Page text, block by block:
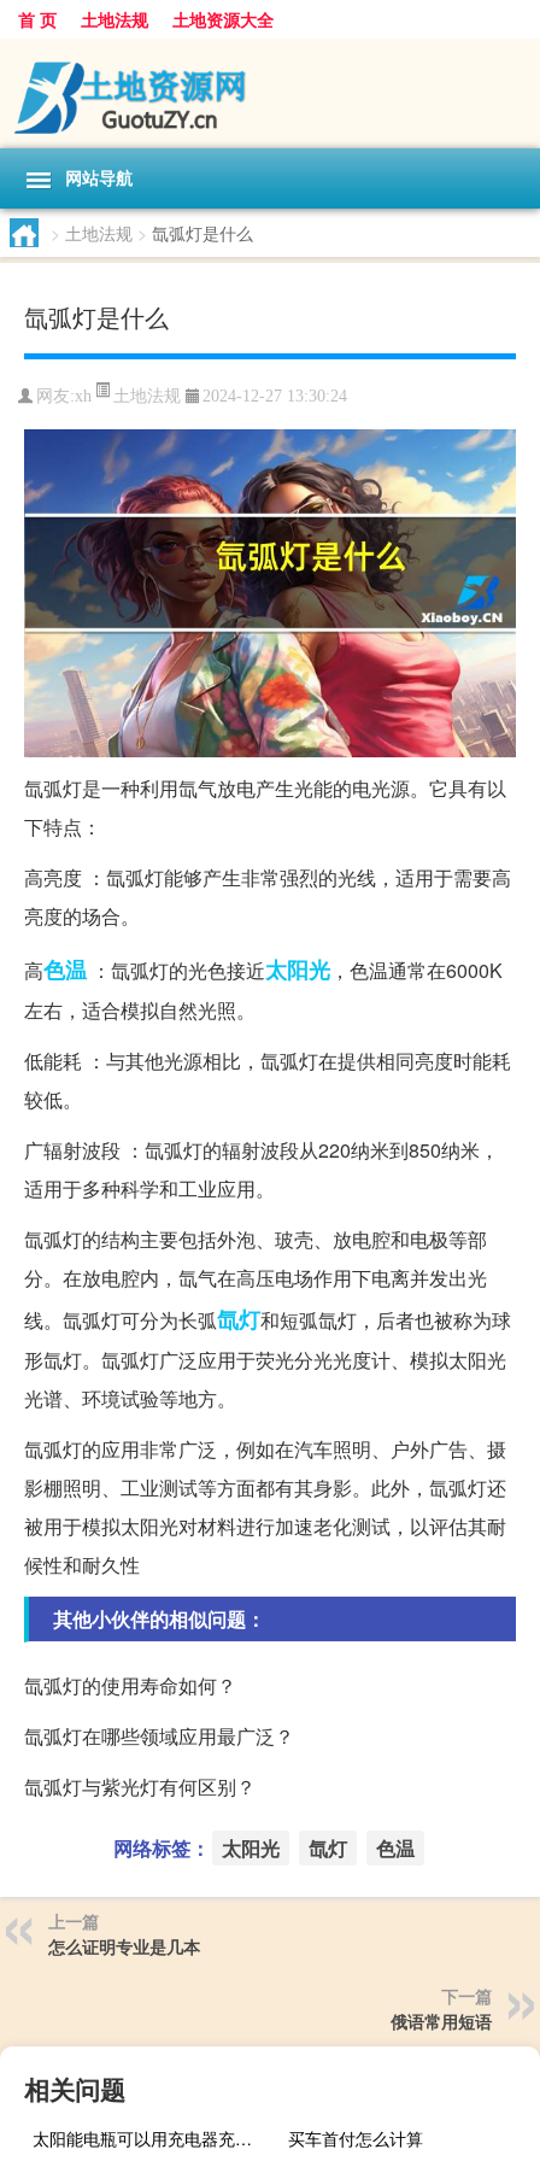
首 页 土地法规 土地资源大全
网站导航
> 土地法规 > 氙弧灯是什么
氙弧灯是什么
网友:xh 土地法规 2024-12-27 13:30:24
氙弧灯是一种利用氙气放电产生光能的电光源。它具有以
下特点：
高亮度 ：氙弧灯能够产生非常强烈的光线，适用于需要高
亮度的场合。
高色温 ：氙弧灯的光色接近太阳光 ，色温通常在6000K
左右，适合模拟自然光照。
低能耗 ：与其他光源相比，氙弧灯在提供相同亮度时能耗
较低。
广辐射波段 ：氙弧灯的辐射波段从220纳米到850纳米，
适用于多种科学和工业应用。
氙弧灯的结构主要包括外泡、玻壳、放电腔和电极等部
分。在放电腔内，氙气在高压电场作用下电离并发出光
线。氙弧灯可分为长弧氙灯和短弧氙灯，后者也被称为球
形氙灯。氙弧灯广泛应用于荧光分光光度计、模拟太阳光
光谱、环境试验等地方。
氙弧灯的应用非常广泛，例如在汽车照明、户外广告、摄
影棚照明、工业测试等方面都有其身影。此外，氙弧灯还
被用于模拟太阳光对材料进行加速老化测试，以评估其耐
候性和耐久性
其他小伙伴的相似问题：
氙弧灯的使用寿命如何？
氙弧灯在哪些领域应用最广泛？
氙弧灯与紫光灯有何区别？
网络标签： 太阳光 氙灯 色温
上一篇
怎么证明专业是几本
下一篇
俄语常用短语
相关问题
太阳能电瓶可以用充电器充电吗 买车首付怎么计算